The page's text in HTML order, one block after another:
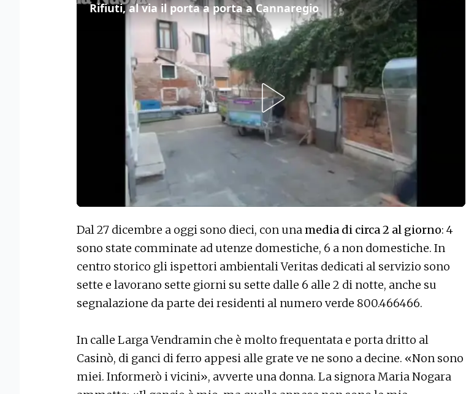
Rifiuti, al via il porta a porta a Cannaregio
Dal 27 dicembre a oggi sono dieci, con unamedia di circa 2 al giorno: 4
sono state comminate ad utenze domestiche, 6 a non domestiche. In
centro storico gli ispettori ambientali Veritas dedicati al servizio sono
sette e lavorano sette giorni su sette dalle 6 alle 2 di notte, anche su
segnalazione da parte dei residenti al numero verde 800.466466.
In calle Larga Vendramin che è molto frequentata e porta dritto al
Casinò, di ganci di ferro appesi alle grate ve ne sono a decine. «Non sono
miei. Informerò i vicini», avverte una donna. La signora Maria Nogara